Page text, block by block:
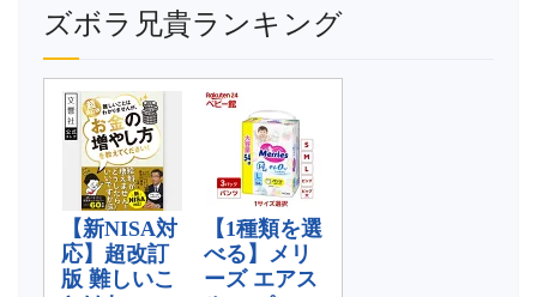
ズボラ兄貴ランキング